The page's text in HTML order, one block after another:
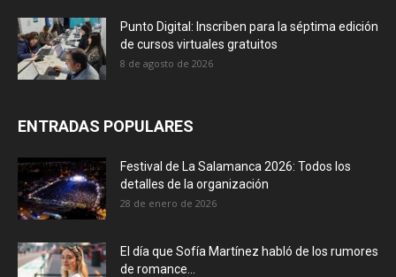
Punto Digital: Inscriben para la séptima edición
de cursos virtuales gratuitos
8 de agosto de 2026
ENTRADAS POPULARES
Festival de La Salamanca 2026: Todos los
detalles de la organización
28 de enero de 2026
El día que Sofía Martínez habló de los rumores
de romance...